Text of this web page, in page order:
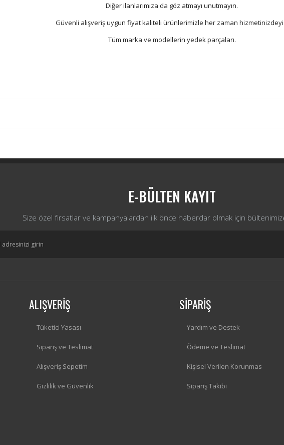
Diğer ilanlarımıza da göz atmayı unutmayın.
Güvenli alışveriş uygun fiyat kaliteli ürünlerimizle her zaman
Tüm marka ve modellerin yedek parçaları.
E-BÜLTEN KAYIT
Size özel fırsatlar ve kampanyalardan ilk önce haberdar olmak için
ALIŞVERİŞ
Tüketici Yasası
Sipariş ve Teslimat
Alışveriş Sepetim
Gizlilik ve Güvenlik
SİPARİŞ
Yardım ve Destek
Ödeme ve Teslimat
Kişisel Verilen Korunmas
Sipariş Takibi